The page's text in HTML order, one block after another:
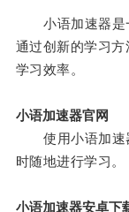
小语加速器是
通过创新的学习
学习效率。
小语加速器官网
使用小语加速
时随地进行学习。
小语加速器安卓下